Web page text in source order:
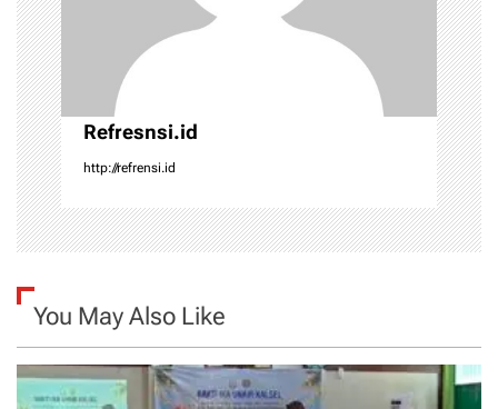
o
n
Refresnsi.id
http://refrensi.id
You May Also Like